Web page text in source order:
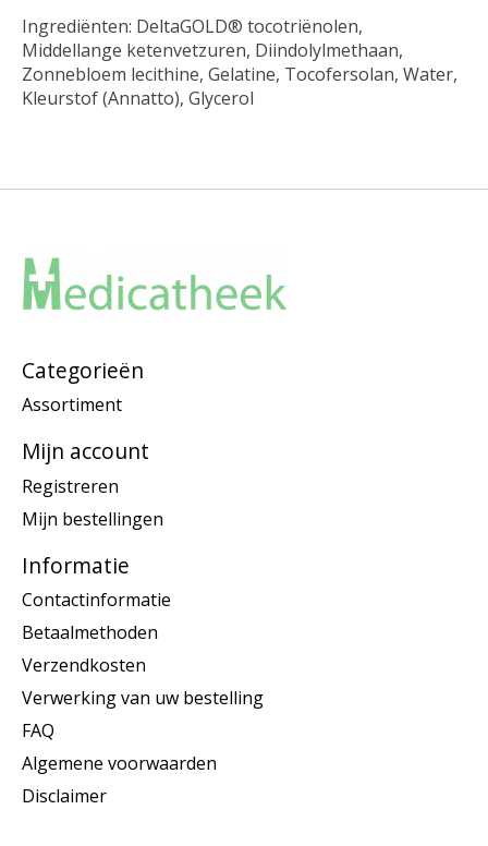
Ingrediënten: DeltaGOLD® tocotriënolen,
Middellange ketenvetzuren, Diindolylmethaan,
Zonnebloem lecithine, Gelatine, Tocofersolan, Water,
Kleurstof (Annatto), Glycerol
Categorieën
Assortiment
Mijn account
Registreren
Mijn bestellingen
Informatie
Contactinformatie
Betaalmethoden
Verzendkosten
Verwerking van uw bestelling
FAQ
Algemene voorwaarden
Disclaimer